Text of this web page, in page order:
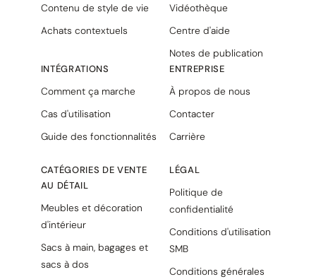
Contenu de style de vie
Achats contextuels
INTÉGRATIONS
Comment ça marche
Cas d'utilisation
Guide des fonctionnalités
CATÉGORIES DE VENTE
AU DÉTAIL
Meubles et décoration
d'intérieur
Sacs à main, bagages et
sacs à dos
Vidéothèque
Centre d'aide
Notes de publication
ENTREPRISE
À propos de nous
Contacter
Carrière
LÉGAL
Politique de
confidentialité
Conditions d'utilisation
SMB
Conditions générales